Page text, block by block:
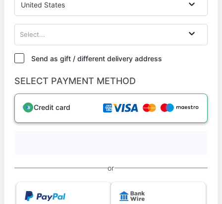
United States
Select...
Send as gift / different delivery address
SELECT PAYMENT METHOD
Credit card
or